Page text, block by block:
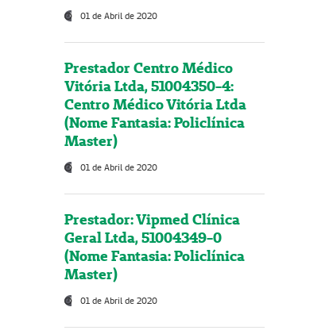
01 de Abril de 2020
Prestador Centro Médico
Vitória Ltda, 51004350-4:
Centro Médico Vitória Ltda
(Nome Fantasia: Policlínica
Master)
01 de Abril de 2020
Prestador: Vipmed Clínica
Geral Ltda, 51004349-0
(Nome Fantasia: Policlínica
Master)
01 de Abril de 2020